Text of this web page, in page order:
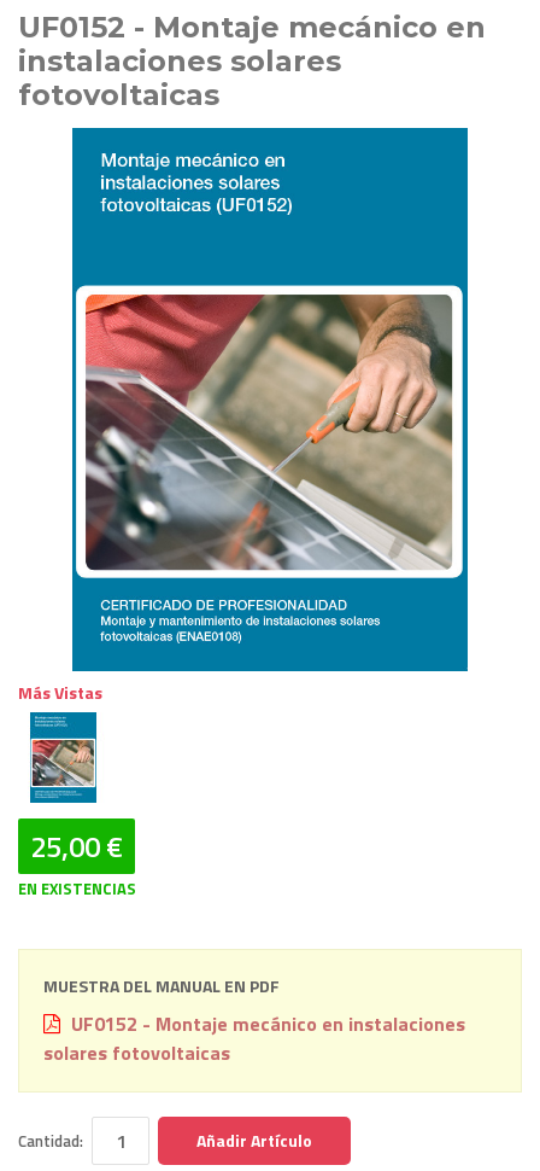
UF0152 - Montaje mecánico en
instalaciones solares
fotovoltaicas
Más Vistas
25,00 €
EN EXISTENCIAS
MUESTRA DEL MANUAL EN PDF
UF0152 - Montaje mecánico en instalaciones
solares fotovoltaicas
Cantidad: Añadir Artículo